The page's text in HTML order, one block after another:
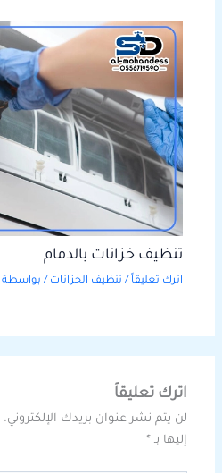
تنظيف خزانات بالدمام
اترك تعليقاً / تنظيف الخزانات / بواسطة
اترك تعليقاً
لن يتم نشر عنوان بريدك الإلكتروني.
إليها بـ *